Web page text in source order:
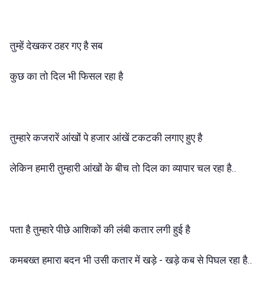
तुम्हें देखकर ठहर गए है सब
कुछ का तो दिल भी फिसल रहा है
तुम्हारे कजरारें आंखों पे हजार आंखें टकटकी लगाए हुए है
लेकिन हमारी तुम्हारी आंखों के बीच तो दिल का व्यापार चल रहा है..
पता है तुम्हारे पीछे आशिकों की लंबी कतार लगी हुई है
कमबख्त हमारा बदन भी उसी कतार में खड़े - खड़े कब से पिघल रहा है..